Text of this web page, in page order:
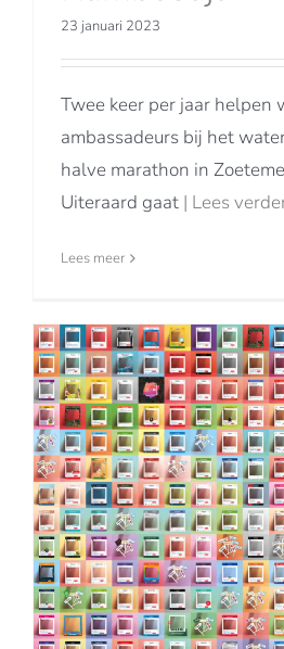
23 januari 2023
Twee keer per jaar helpen
ambassadeurs bij het
halve marathon in
Uiteraard gaat | Lees
Lees meer